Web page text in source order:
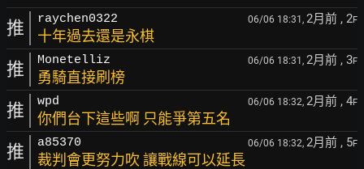
推 raychen0322 06/06 18:31, 2月前 , 2F
十年過去還是永棋
推 Monetelliz 06/06 18:31, 2月前 , 3F
勇騎直接刷榜
推 wpd 06/06 18:32, 2月前 , 4F
你們台下這些啊 只能爭第五名
推 a85370 06/06 18:32, 2月前 , 5F
裁判會更努力吹 讓戰線可以延長